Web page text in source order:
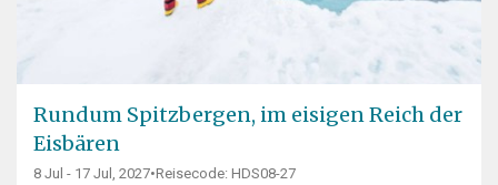
Rundum Spitzbergen, im eisigen Reich der
Eisbären
8 Jul - 17 Jul, 2027•Reisecode: HDS08-27